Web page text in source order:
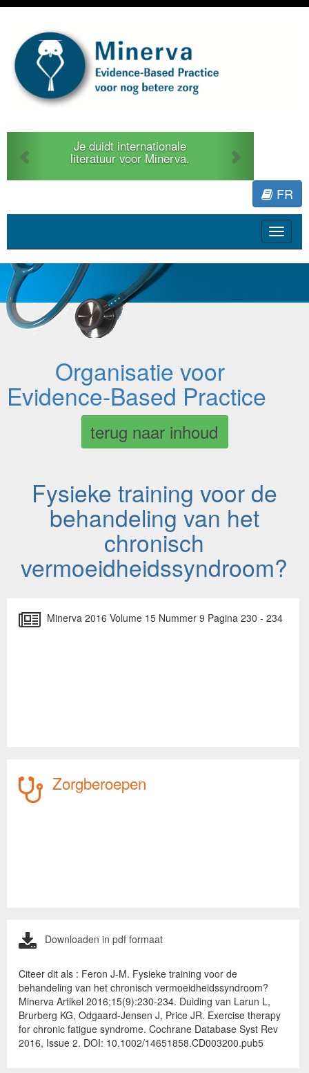
Je duidt internationale
literatuur voor Minerva.
Previous
FR
Toggle
Organisatie voor
Evidence-Based Practice
terug naar inhoud
Fysieke training voor de
behandeling van het
chronisch
vermoeidheidssyndroom?
Minerva 2016 Volume 15 Nummer 9 Pagina 230 - 234
Zorgberoepen
Downloaden in pdf formaat
Citeer dit als : Feron J-M. Fysieke training voor de
behandeling van het chronisch vermoeidheidssyndroom?
Minerva Artikel 2016;15(9):230-234. Duiding van Larun L,
Brurberg KG, Odgaard-Jensen J, Price JR. Exercise therapy
for chronic fatigue syndrome. Cochrane Database Syst Rev
2016, Issue 2. DOI: 10.1002/14651858.CD003200.pub5